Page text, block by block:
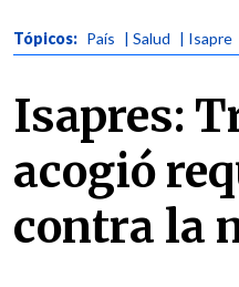
Tópicos: País | Salud | Isapre
Isapres:
acogió
contra la